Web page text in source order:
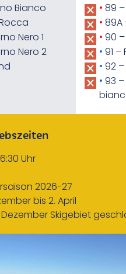
Bianco
Nero 1
Nero 2
• 89
• 89A
• 90
• 91 –
• 92
• 93
Uhr
2026-27
bis 2. April
Dezember Skigebiet